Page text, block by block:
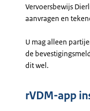
Vervoersbewijs
aanvragen en
U mag alleen
de
dit wel.
rVDM-app